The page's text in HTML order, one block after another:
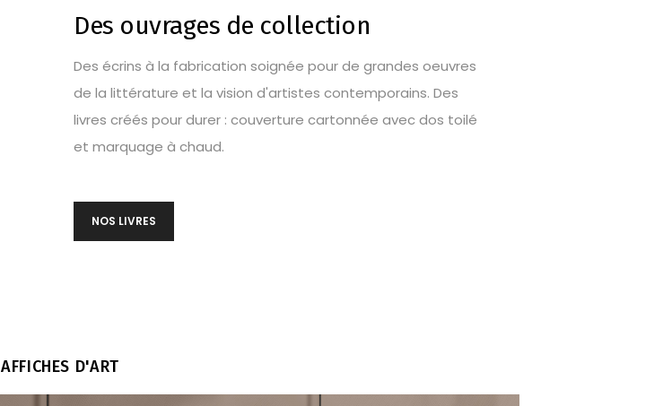
Des ouvrages de collection
Des écrins à la fabrication soignée pour de grandes oeuvres
de la littérature et la vision d'artistes contemporains. Des
livres créés pour durer : couverture cartonnée avec dos toilé
et marquage à chaud.
NOS LIVRES
AFFICHES D'ART